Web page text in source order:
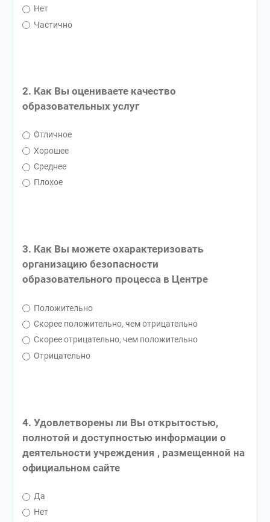
Нет
Частично
2. Как Вы оцениваете качество
образовательных услуг
Отличное
Хорошее
Среднее
Плохое
3. Как Вы можете охарактеризовать
организацию безопасности
образовательного процесса в Центре
Положительно
Скорее положительно, чем отрицательно
Скорее отрицательно, чем положительно
Отрицательно
4. Удовлетворены ли Вы открытостью,
полнотой и доступностью информации о
деятельности учреждения , размещенной на
официальном сайте
Да
Нет